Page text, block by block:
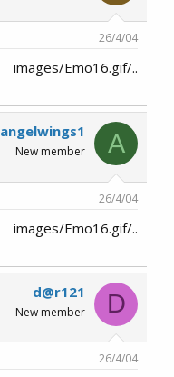
26/4/04
../images/Emo16.gif
A
angelwings1
New member
26/4/04
../images/Emo16.gif
D
d@r121
New member
26/4/04